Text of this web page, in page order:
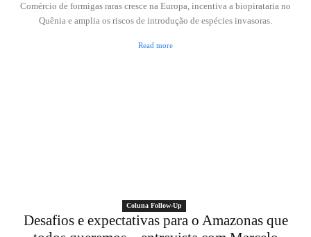
Comércio de formigas raras cresce na Europa, incentiva a biopirataria no
Quênia e amplia os riscos de introdução de espécies invasoras.
Read more
Coluna Follow-Up
Desafios e expectativas para o Amazonas que